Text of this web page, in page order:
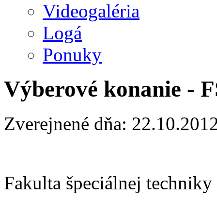
Videogaléria
Logá
Ponuky
Výberové konanie -
Zverejnené dňa:
Fakulta špeciálnej techniky